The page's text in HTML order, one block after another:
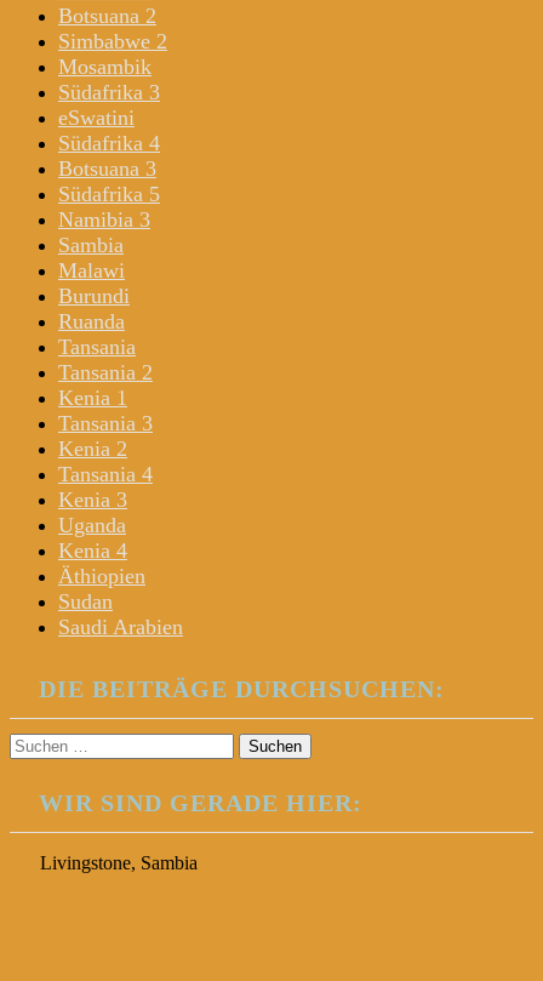
Botsuana 2
Simbabwe 2
Mosambik
Südafrika 3
eSwatini
Südafrika 4
Botsuana 3
Südafrika 5
Namibia 3
Sambia
Malawi
Burundi
Ruanda
Tansania
Tansania 2
Kenia 1
Tansania 3
Kenia 2
Tansania 4
Kenia 3
Uganda
Kenia 4
Äthiopien
Sudan
Saudi Arabien
DIE BEITRÄGE DURCHSUCHEN:
Suchen
nach:
WIR SIND GERADE HIER:
Livingstone, Sambia